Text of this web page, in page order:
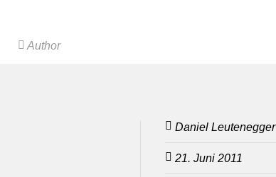
Author
Daniel Leutenegger
21. Juni 2011